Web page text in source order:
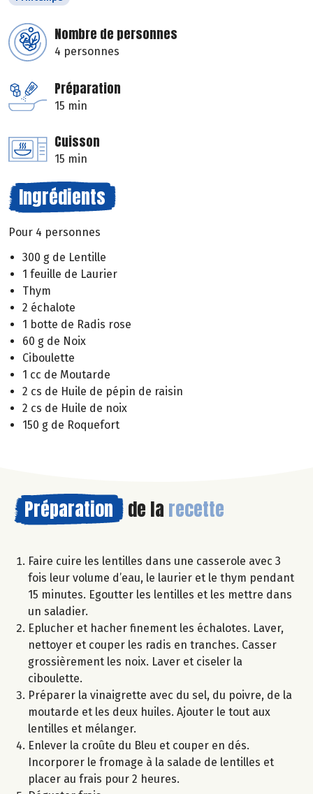
Nombre de personnes
4 personnes
Préparation
15 min
Cuisson
15 min
Ingrédients
Pour 4 personnes
300 g de Lentille
1 feuille de Laurier
Thym
2 échalote
1 botte de Radis rose
60 g de Noix
Ciboulette
1 cc de Moutarde
2 cs de Huile de pépin de raisin
2 cs de Huile de noix
150 g de Roquefort
Préparation de la recette
Faire cuire les lentilles dans une casserole avec 3
fois leur volume d’eau, le laurier et le thym pendant
15 minutes. Egoutter les lentilles et les mettre dans
un saladier.
Eplucher et hacher finement les échalotes. Laver,
nettoyer et couper les radis en tranches. Casser
grossièrement les noix. Laver et ciseler la
ciboulette.
Préparer la vinaigrette avec du sel, du poivre, de la
moutarde et les deux huiles. Ajouter le tout aux
lentilles et mélanger.
Enlever la croûte du Bleu et couper en dés.
Incorporer le fromage à la salade de lentilles et
placer au frais pour 2 heures.